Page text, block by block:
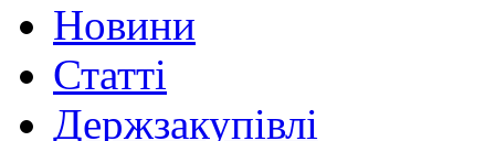
Новини
Статті
Держзакупівлі